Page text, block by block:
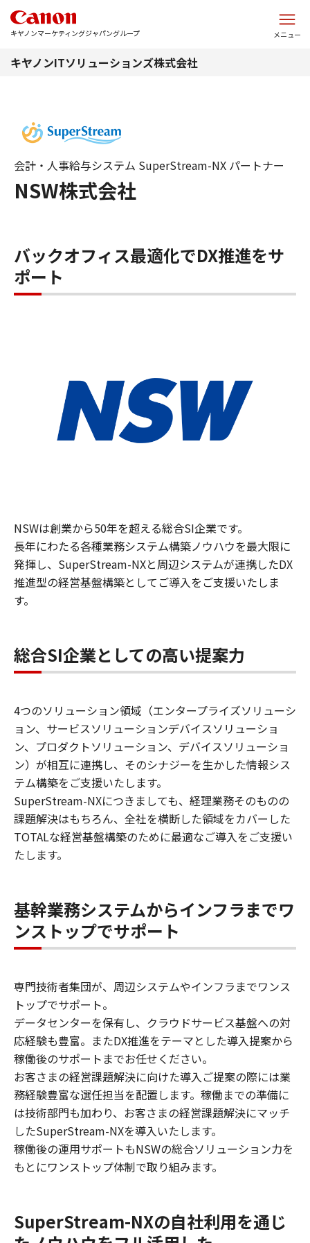
キヤノンマーケティングジャパングループ メニュー
キヤノンITソリューションズ株式会社
NSW株式会社
会計・人事給与システム SuperStream-NX パートナー
バックオフィス最適化でDX推進をサ
ポート
NSWは創業から50年を超える総合SI企業です。
長年にわたる各種業務システム構築ノウハウを最大限に
発揮し、SuperStream-NXと周辺システムが連携したDX
推進型の経営基盤構築としてご導入をご支援いたしま
す。
総合SI企業としての高い提案力
4つのソリューション領域（エンタープライズソリューシ
ョン、サービスソリューションデバイスソリューショ
ン、プロダクトソリューション、デバイスソリューショ
ン）が相互に連携し、そのシナジーを生かした情報シス
テム構築をご支援いたします。
SuperStream-NXにつきましても、経理業務そのものの
課題解決はもちろん、全社を横断した領域をカバーした
TOTALな経営基盤構築のために最適なご導入をご支援い
たします。
基幹業務システムからインフラまでワ
ンストップでサポート
専門技術者集団が、周辺システムやインフラまでワンス
トップでサポート。
データセンターを保有し、クラウドサービス基盤への対
応経験も豊富。またDX推進をテーマとした導入提案から
稼働後のサポートまでお任せください。
お客さまの経営課題解決に向けた導入ご提案の際には業
務経験豊富な選任担当を配置します。稼働までの準備に
は技術部門も加わり、お客さまの経営課題解決にマッチ
したSuperStream-NXを導入いたします。
稼働後の運用サポートもNSWの総合ソリューション力を
もとにワンストップ体制で取り組みます。
SuperStream-NXの自社利用を通じ